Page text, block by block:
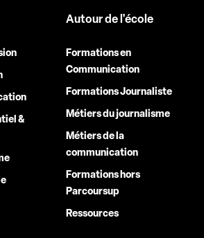
&
Autour de l'école
Formations en
Communication
Formations Journaliste
Métiers du journalisme
Métiers de la
communication
Formations hors
Parcoursup
Ressources